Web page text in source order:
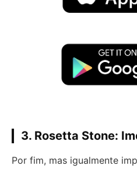
3. Rosetta Stone:
Por fim, mas igualmente